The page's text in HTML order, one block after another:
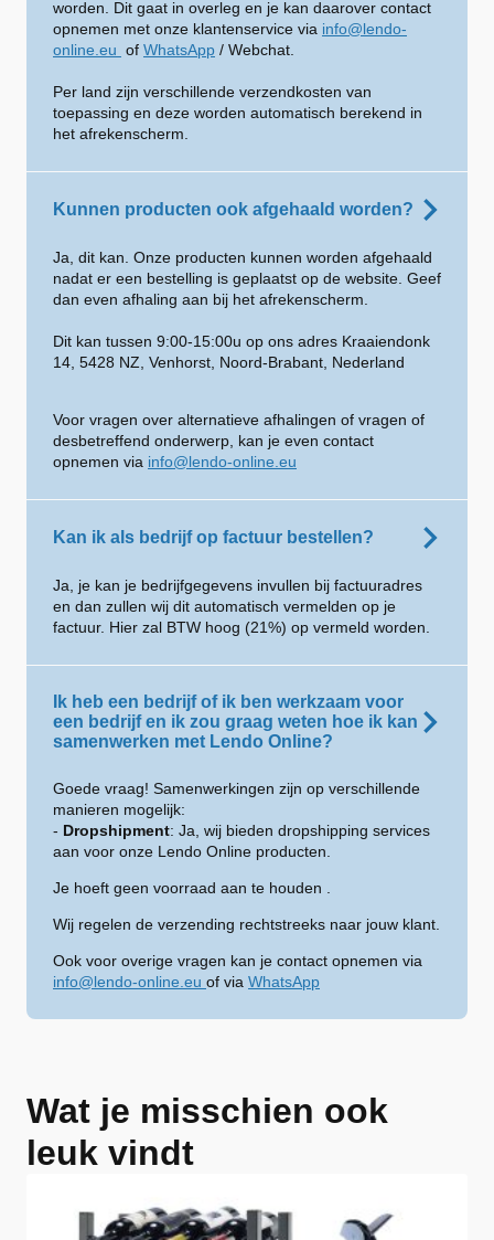
worden. Dit gaat in overleg en je kan daarover contact
opnemen met onze klantenservice via info@lendo-
online.eu of WhatsApp / Webchat.
Per land zijn verschillende verzendkosten van
toepassing en deze worden automatisch berekend in
het afrekenscherm.
Kunnen producten ook afgehaald worden?
Ja, dit kan. Onze producten kunnen worden afgehaald
nadat er een bestelling is geplaatst op de website. Geef
dan even afhaling aan bij het afrekenscherm.
Dit kan tussen 9:00-15:00u op ons adres Kraaiendonk
14, 5428 NZ, Venhorst, Noord-Brabant, Nederland
Voor vragen over alternatieve afhalingen of vragen of
desbetreffend onderwerp, kan je even contact
opnemen via info@lendo-online.eu
Kan ik als bedrijf op factuur bestellen?
Ja, je kan je bedrijfgegevens invullen bij factuuradres
en dan zullen wij dit automatisch vermelden op je
factuur. Hier zal BTW hoog (21%) op vermeld worden.
Ik heb een bedrijf of ik ben werkzaam voor
een bedrijf en ik zou graag weten hoe ik kan
samenwerken met Lendo Online?
Goede vraag! Samenwerkingen zijn op verschillende
manieren mogelijk:
- Dropshipment: Ja, wij bieden dropshipping services
aan voor onze Lendo Online producten.
Je hoeft geen voorraad aan te houden .
Wij regelen de verzending rechtstreeks naar jouw klant.
Ook voor overige vragen kan je contact opnemen via
info@lendo-online.eu of via WhatsApp
Wat je misschien ook
leuk vindt